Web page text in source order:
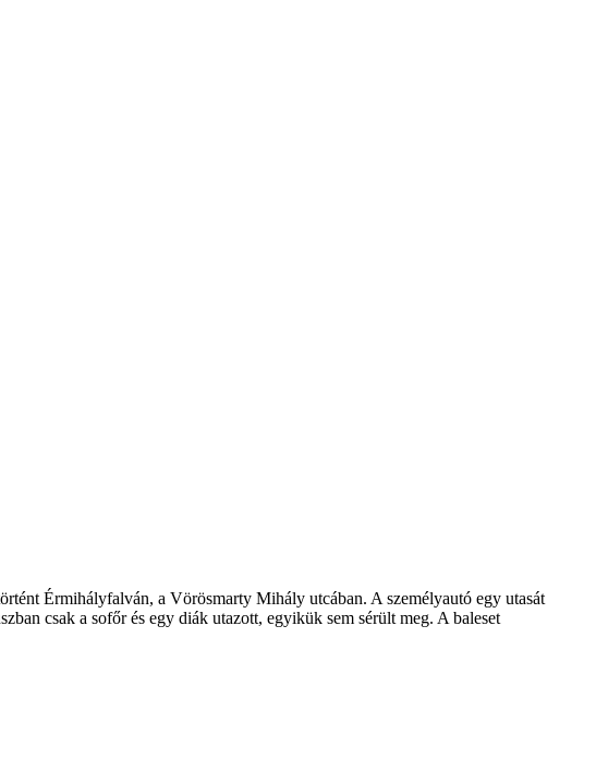
Érmihályfalván, a Vörösmarty Mihály utcában. A személyautó egy utasát
csak a sofőr és egy diák utazott, egyikük sem sérült meg. A baleset